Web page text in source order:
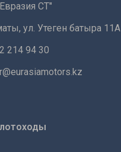
СТ"
ул. Утеген батыра 11А
214 94 30